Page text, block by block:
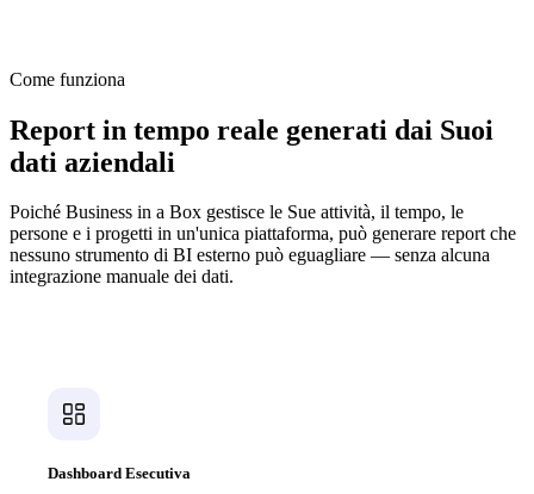
Come funziona
Report in tempo reale generati dai Suoi
dati aziendali
Poiché Business in a Box gestisce le Sue attività, il tempo, le
persone e i progetti in un'unica piattaforma, può generare report che
nessuno strumento di BI esterno può eguagliare — senza alcuna
integrazione manuale dei dati.
Dashboard Esecutiva